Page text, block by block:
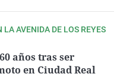
LA AVENIDA DE LOS REYES
años tras ser
en Ciudad Real